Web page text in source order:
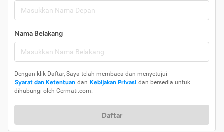
Nama Belakang
Dengan klik Daftar, Saya telah membaca dan menyetujui
Syarat dan Ketentuan dan Kebijakan Privasi dan bersedia untuk
dihubungi oleh Cermati.com.
Daftar